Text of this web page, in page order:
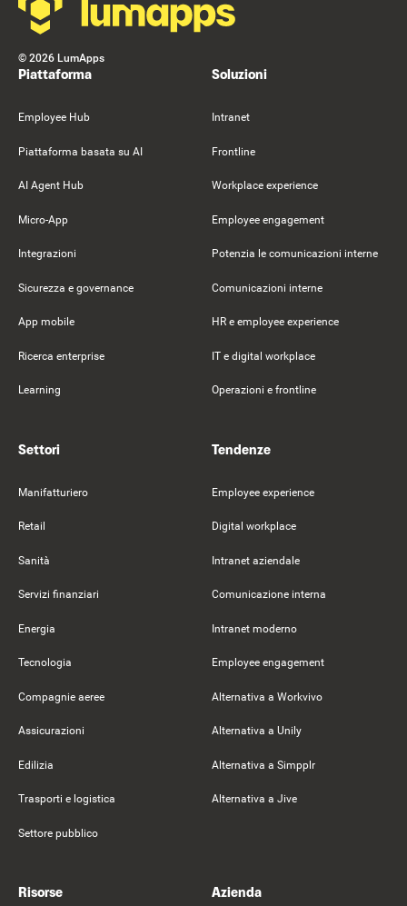
© 2026 LumApps
Piattaforma
Employee Hub
Piattaforma basata su AI
AI Agent Hub
Micro-App
Integrazioni
Sicurezza e governance
App mobile
Ricerca enterprise
Learning
Soluzioni
Intranet
Frontline
Workplace experience
Employee engagement
Potenzia le comunicazioni interne
Comunicazioni interne
HR e employee experience
IT e digital workplace
Operazioni e frontline
Settori
Manifatturiero
Retail
Sanità
Servizi finanziari
Energia
Tecnologia
Compagnie aeree
Assicurazioni
Edilizia
Trasporti e logistica
Settore pubblico
Tendenze
Employee experience
Digital workplace
Intranet aziendale
Comunicazione interna
Intranet moderno
Employee engagement
Alternativa a Workvivo
Alternativa a Unily
Alternativa a Simpplr
Alternativa a Jive
Risorse Azienda